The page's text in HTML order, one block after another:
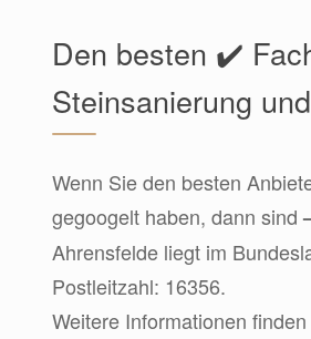
Den besten ✔️
Steinsanierung
Wenn Sie den besten
gegoogelt haben, dann sind
Ahrensfelde liegt im
Postleitzahl: 16356.
Weitere Informationen